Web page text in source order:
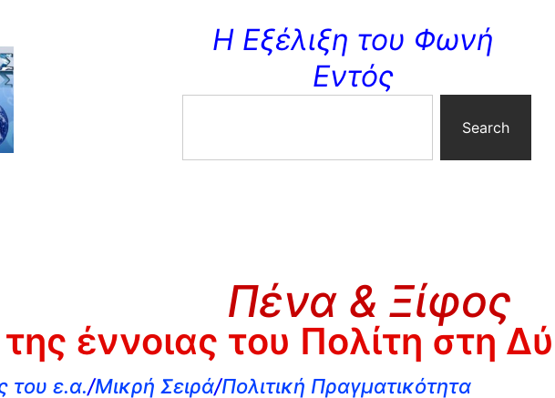
Η Εξέλιξη του Φωνή
Εντός
Search
Πένα & Ξίφος
έννοιας του Πολίτη στη
του ε.α./Μικρή Σειρά/Πολιτική Πραγματικότητα